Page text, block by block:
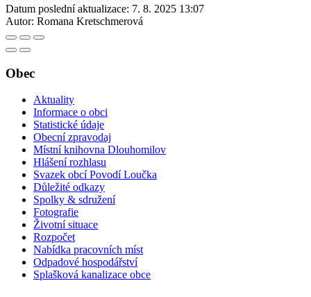
Datum poslední aktualizace: 7. 8. 2025 13:07
Autor: Romana Kretschmerová
Obec
Aktuality
Informace o obci
Statistické údaje
Obecní zpravodaj
Místní knihovna Dlouhomilov
Hlášení rozhlasu
Svazek obcí Povodí Loučka
Důležité odkazy
Spolky & sdružení
Fotografie
Životní situace
Rozpočet
Nabídka pracovních míst
Odpadové hospodářství
Splašková kanalizace obce